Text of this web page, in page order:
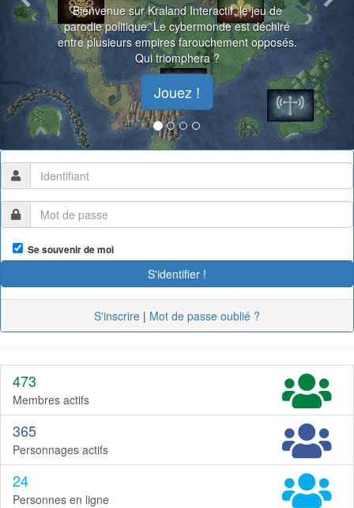
Bienvenue sur Kraland Interactif, le jeu de
parodie politique. Le cybermonde est déchiré
entre plusieurs empires farouchement opposés.
Qui triomphera ?
Jouez !
Se souvenir de moi
S'inscrire | Mot de passe oublié ?
473
Membres actifs
365
Personnages actifs
24
Personnes en ligne